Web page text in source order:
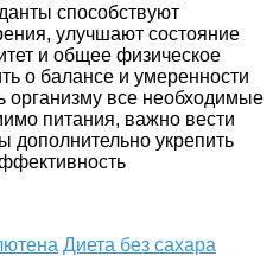
способствуют
улучшают состояние
и общее физическое
о балансе и умеренности
организму все необходимые
питания, важно вести
дополнительно укрепить
Диета без сахара